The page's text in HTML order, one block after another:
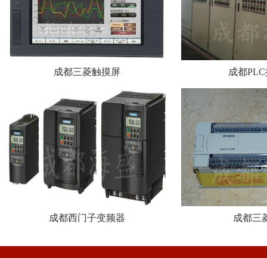
成都三菱触摸屏 成都
成都西门子变频器 成都三